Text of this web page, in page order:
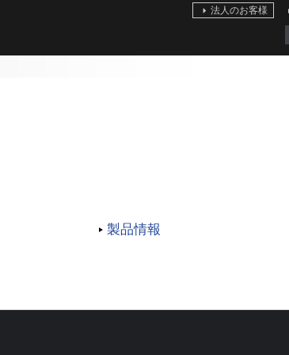
法人のお客様
製品情報